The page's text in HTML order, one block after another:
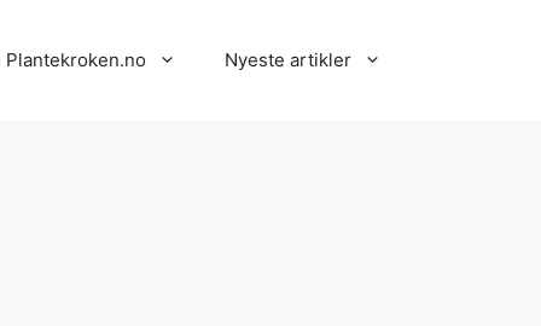
Plantekroken.no Nyeste artikler